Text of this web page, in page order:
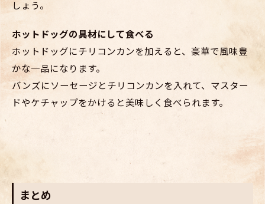
しょう。
ホットドッグの具材にして食べる
ホットドッグにチリコンカンを加えると、豪華で風味豊
かな一品になります。
バンズにソーセージとチリコンカンを入れて、マスター
ドやケチャップをかけると美味しく食べられます。
まとめ